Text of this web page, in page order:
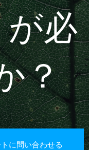
必
？
に問い合わせる